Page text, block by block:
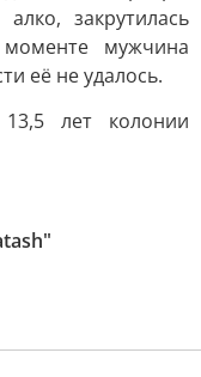
закрутилась
мужчина
её не удалось.
лет колонии